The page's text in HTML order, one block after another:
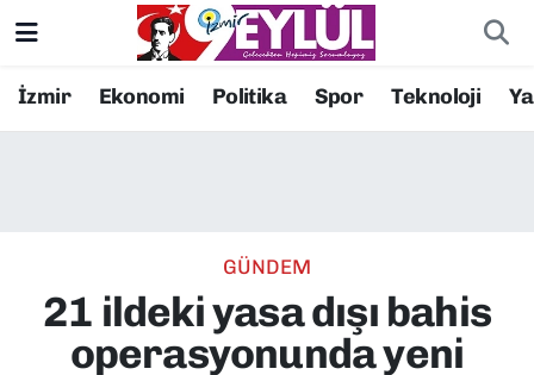
İzmir Ekonomi Politika Spor Teknoloji
GÜNDEM
21 ildeki yasa dışı bahis
operasyonunda yeni
Resmi İlanlar
EKONOMİ
Konak Nöbetçi Eczaneler
Süper Lig Puan Durumu ve Fikstür
Tüm Manşetler